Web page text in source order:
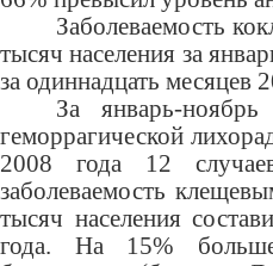
Заболеваемость
тысяч населения за
за одиннадцать месяцев
За январь-
геморрагической
2008 года 12
заболеваемость
тысяч населения
года. На 15%